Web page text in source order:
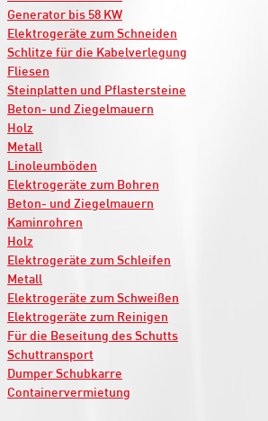
Generator bis 58 KW
Elektrogeräte zum Schneiden
Schlitze für die Kabelverlegung
Fliesen
Steinplatten und Pflastersteine
Beton- und Ziegelmauern
Holz
Metall
Linoleumböden
Elektrogeräte zum Bohren
Beton- und Ziegelmauern
Kaminrohren
Holz
Elektrogeräte zum Schleifen
Metall
Elektrogeräte zum Schweißen
Elektrogeräte zum Reinigen
Für die Beseitung des Schutts
Schuttransport
Dumper Schubkarre
Containervermietung